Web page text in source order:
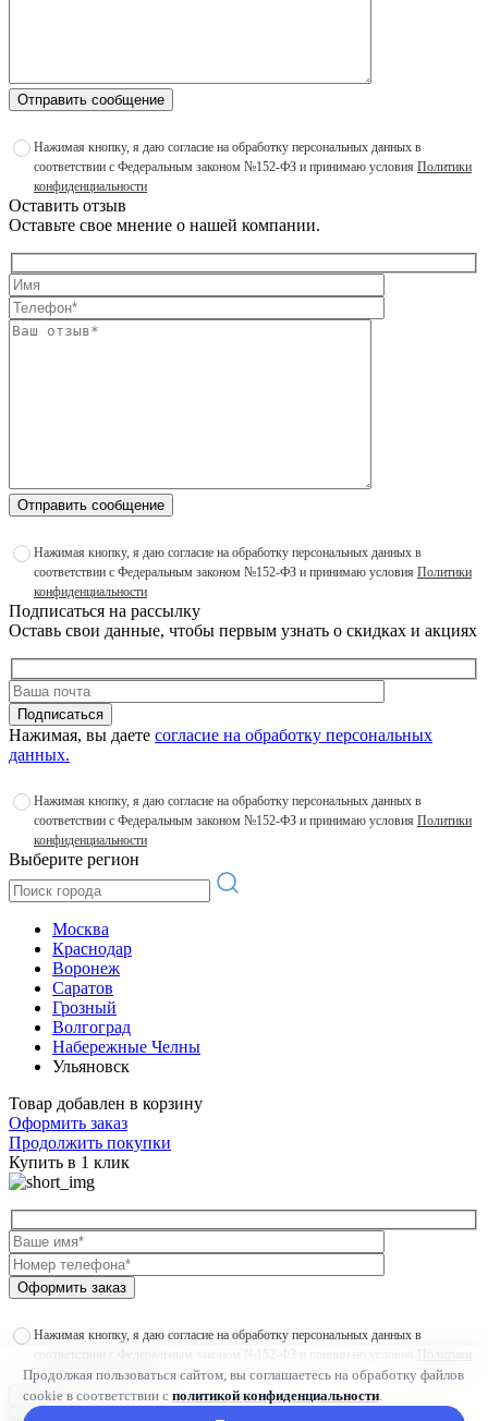
Отправить сообщение
Нажимая кнопку, я даю согласие на обработку персональных данных в
соответствии с Федеральным законом №152-ФЗ и принимаю условия Политики
конфиденциальности
Оставить отзыв
Оставьте свое мнение о нашей компании.
Отправить сообщение
Нажимая кнопку, я даю согласие на обработку персональных данных в
соответствии с Федеральным законом №152-ФЗ и принимаю условия Политики
конфиденциальности
Подписаться на рассылку
Оставь свои данные, чтобы первым узнать о скидках и акциях
Подписаться
Нажимая, вы даете согласие на обработку персональных
данных.
Нажимая кнопку, я даю согласие на обработку персональных данных в
соответствии с Федеральным законом №152-ФЗ и принимаю условия Политики
конфиденциальности
Выберите регион
Москва
Краснодар
Воронеж
Саратов
Грозный
Волгоград
Набережные Челны
Ульяновск
Товар добавлен в корзину
Оформить заказ
Продолжить покупки
Купить в 1 клик
Оформить заказ
Нажимая кнопку, я даю согласие на обработку персональных данных в
соответствии с Федеральным законом №152-ФЗ и принимаю условия
Политики
конфиденциальности
Продолжая пользоваться сайтом, вы соглашаетесь на обработку файлов
cookie в соответствии с политикой конфиденциальности.
×